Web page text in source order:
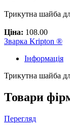
Трикутна шайба
Ціна: 108.00
Зварка Kripton ®
Інформація
Трикутна шайба
Товари
Перегляд